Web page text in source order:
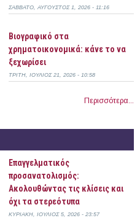
ΣΆΒΒΑΤΟ, ΑΎΓΟΥΣΤΟΣ 1, 2026 - 11:16
Bιογραφικό στα
χρηματοικονομικά: κάνε το να
ξεχωρίσει
ΤΡΊΤΗ, ΙΟΎΛΙΟΣ 21, 2026 - 10:58
Περισσότερα...
Επαγγελματικός
προσανατολισμός:
Ακολουθώντας τις κλίσεις και
όχι τα στερεότυπα
ΚΥΡΙΑΚΉ, ΙΟΎΛΙΟΣ 5, 2026 - 23:57